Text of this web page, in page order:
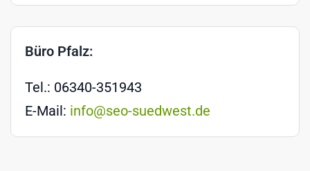
Büro Pfalz:
Tel.: 06340-351943
E-Mail: info@seo-suedwest.de